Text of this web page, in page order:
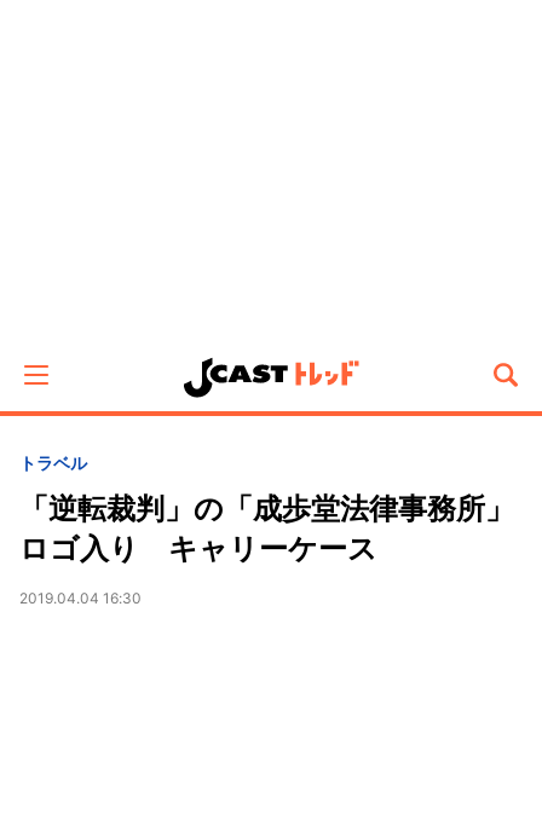
トラベル
「逆転裁判」の「成歩堂法律事務所」
ロゴ入り キャリーケース
2019.04.04 16:30